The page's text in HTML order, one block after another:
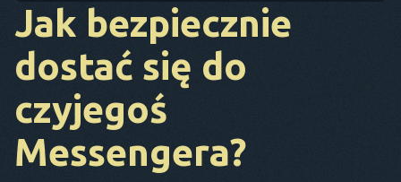
EL
DA
Jak bezpiecznie
dostać się do
czyjegoś
Messengera?